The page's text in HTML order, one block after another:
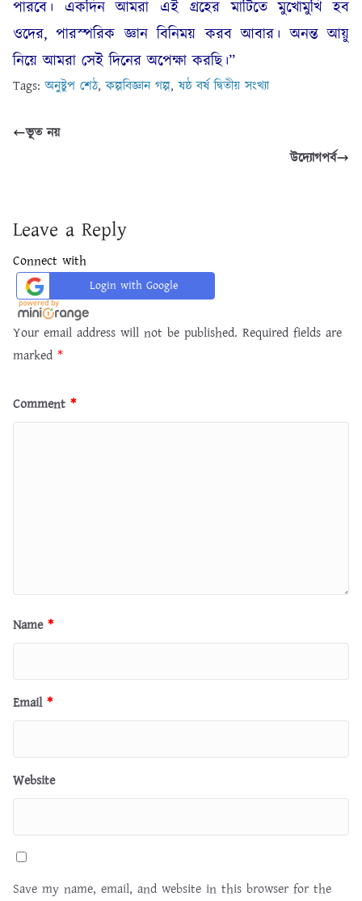
পারবে। একদিন আমরা এই গ্রহের মাটিতে মুখোমুখি হব
ওদের, পারস্পরিক জ্ঞান বিনিময় করব আবার। অনন্ত আয়ু
নিয়ে আমরা সেই দিনের অপেক্ষা করছি।”
Tags:অনুষ্টুপ শেঠ,কল্পবিজ্ঞান গল্প,ষষ্ঠ বর্ষ দ্বিতীয় সংখ্যা
ভূত নয়
উদ্যোগপর্ব
Leave a Reply
Connect with
Login with Google
Your email address will not be published. Required fields are
marked *
Comment *
Name *
Email *
Website
Save my name, email, and website in this browser for the